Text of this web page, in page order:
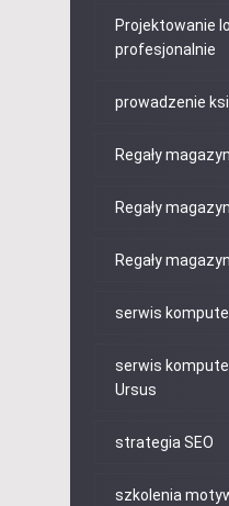
Projektowanie
profesjonalnie
prowadzenie
Regały
Regały
Regały
serwis
serwis
Ursus
strategia SEO
szkolenia